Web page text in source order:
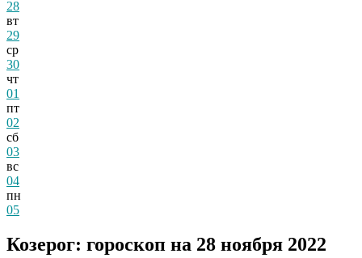
28
вт
29
ср
30
чт
01
пт
02
сб
03
вс
04
пн
05
Козерог: гороскоп на 28 ноября 2022